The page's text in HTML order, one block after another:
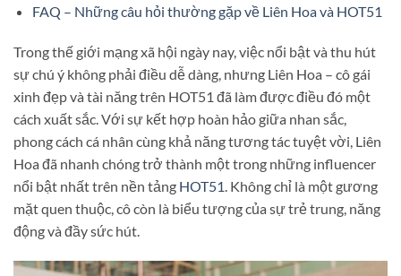
FAQ – Những câu hỏi thường gặp về Liên Hoa và HOT51
Trong thế giới mạng xã hội ngày nay, việc nổi bật và thu hút
sự chú ý không phải điều dễ dàng, nhưng Liên Hoa – cô gái
xinh đẹp và tài năng trên HOT51 đã làm được điều đó một
cách xuất sắc. Với sự kết hợp hoàn hảo giữa nhan sắc,
phong cách cá nhân cùng khả năng tương tác tuyệt vời, Liên
Hoa đã nhanh chóng trở thành một trong những influencer
nổi bật nhất trên nền tảng HOT51. Không chỉ là một gương
mặt quen thuộc, cô còn là biểu tượng của sự trẻ trung, năng
động và đầy sức hút.